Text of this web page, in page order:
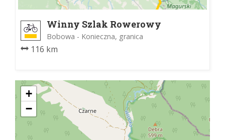
Winny Szlak Rowerowy
Bobowa - Konieczna, granica
116 km
+
−